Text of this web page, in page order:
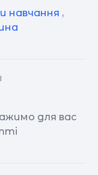
навчання ,
для вас